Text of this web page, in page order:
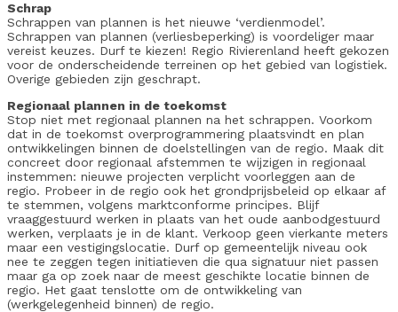
Schrap
Schrappen van plannen is het nieuwe ‘verdienmodel’.
Schrappen van plannen (verliesbeperking) is voordeliger maar
vereist keuzes. Durf te kiezen! Regio Rivierenland heeft gekozen
voor de onderscheidende terreinen op het gebied van logistiek.
Overige gebieden zijn geschrapt.
Regionaal plannen in de toekomst
Stop niet met regionaal plannen na het schrappen. Voorkom
dat in de toekomst overprogrammering plaatsvindt en plan
ontwikkelingen binnen de doelstellingen van de regio. Maak dit
concreet door regionaal afstemmen te wijzigen in regionaal
instemmen: nieuwe projecten verplicht voorleggen aan de
regio. Probeer in de regio ook het grondprijsbeleid op elkaar af
te stemmen, volgens marktconforme principes. Blijf
vraaggestuurd werken in plaats van het oude aanbodgestuurd
werken, verplaats je in de klant. Verkoop geen vierkante meters
maar een vestigingslocatie. Durf op gemeentelijk niveau ook
nee te zeggen tegen initiatieven die qua signatuur niet passen
maar ga op zoek naar de meest geschikte locatie binnen de
regio. Het gaat tenslotte om de ontwikkeling van
(werkgelegenheid binnen) de regio.